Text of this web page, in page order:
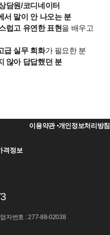
담원/코디네이터
서 말이 안 나오는 분
럽고 유연한 표현을 배우고
급 실무 회화가 필요한 분
않아 답답했던 분
이용약관 개인정보처리방침
격정보
자번호 : 277-88-02038